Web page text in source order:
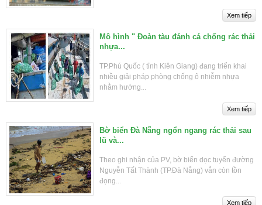
Mô hình " Đoàn tàu đánh cá chống rác thải
nhựa...
TP.Phú Quốc ( tỉnh Kiên Giang) đang triển khai
nhiều giải pháp phòng chống ô nhiễm nhựa
nhằm hướng...
Bờ biển Đà Nẵng ngổn ngang rác thải sau
lũ và...
Theo ghi nhận của PV, bờ biển dọc tuyến đường
Nguyễn Tất Thành (TP.Đà Nẵng) vẫn còn tồn
đọng...